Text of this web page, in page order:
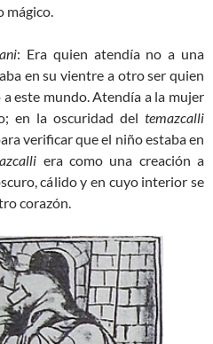
mágico.
: Era quien atendía no a una
en su vientre a otro ser quien
este mundo. Atendía a la mujer
en la oscuridad del temazcalli
verificar que el niño estaba en
era como una creación a
cálido y en cuyo interior se
corazón.